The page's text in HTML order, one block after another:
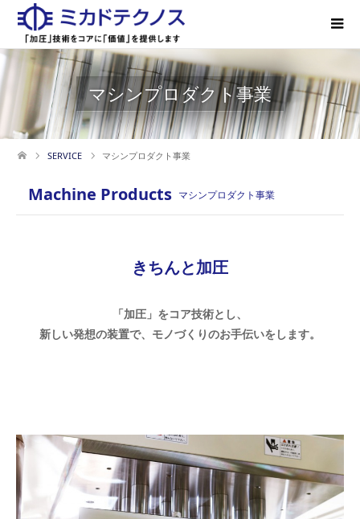
マシンプロダクト事業
SERVICE マシンプロダクト事業
Machine Products マシンプロダクト事業
きちんと加圧
「加圧」をコア技術とし、
新しい発想の装置で、モノづくりのお手伝いをします。